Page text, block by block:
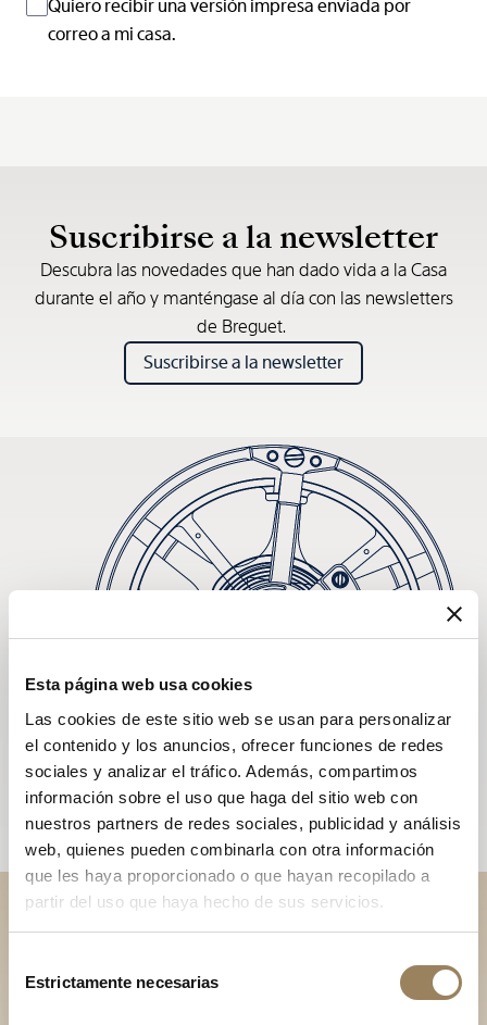
Esta página web usa cookies
Las cookies de este sitio web se usan para personalizar
el contenido y los anuncios, ofrecer funciones de redes
sociales y analizar el tráfico. Además, compartimos
información sobre el uso que haga del sitio web con
nuestros partners de redes sociales, publicidad y análisis
web, quienes pueden combinarla con otra información
que les haya proporcionado o que hayan recopilado a
partir del uso que haya hecho de sus servicios.
Estrictamente necesarias
Quiero recibir una versión impresa enviada por
correo a mi casa.
Suscribirse a la newsletter
Descubra las novedades que han dado vida a la Casa
durante el año y manténgase al día con las newsletters
de Breguet.
Suscribirse a la newsletter
Descubra nuestras
colecciones en boutique